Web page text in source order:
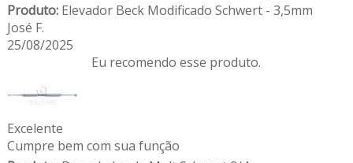
Produto:Elevador Beck Modificado Schwert - 3,5mm
José F.
25/08/2025
Eu recomendo esse produto.
Excelente
Cumpre bem com sua função